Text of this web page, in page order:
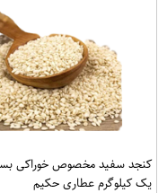
کنجد سفید مخصوص خوراکی
یک کیلوگرم عطاری حکیم